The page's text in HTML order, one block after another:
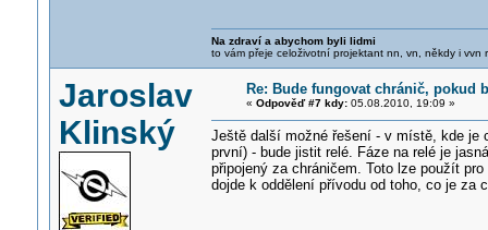
Na zdraví a abychom byli lidmi
to vám přeje celoživotní projektant nn, vn, někdy i vvn
Jaroslav
Klinský
Re: Bude fungovat chránič, pokud
« Odpověď #7 kdy:05.08.2010, 19:09 »
Ještě další možné řešení - v místě, kde je
první) - bude jistit relé. Fáze na relé je
připojený za chráničem. Toto lze použít
dojde k oddělení přívodu od toho, co je za